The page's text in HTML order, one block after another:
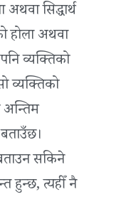
सिद्धार्थ
होला अथवा
व्यक्तिको
व्यक्तिको
अन्तिम
सकिने
हुन्छ, त्यहीँ नै